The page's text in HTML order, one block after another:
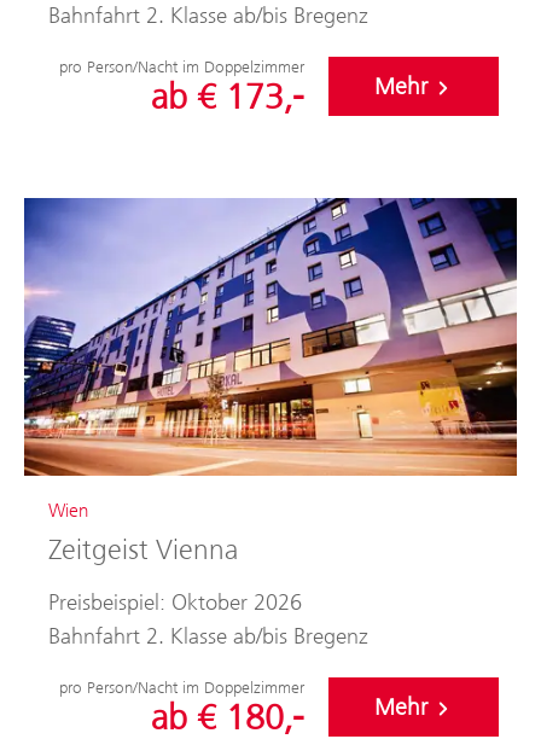
Bahnfahrt 2. Klasse ab/bis Bregenz
pro Person/Nacht im Doppelzimmer
ab € 173,- Mehr
Wien
Zeitgeist Vienna
Preisbeispiel: Oktober 2026
Bahnfahrt 2. Klasse ab/bis Bregenz
pro Person/Nacht im Doppelzimmer
ab € 180,- Mehr